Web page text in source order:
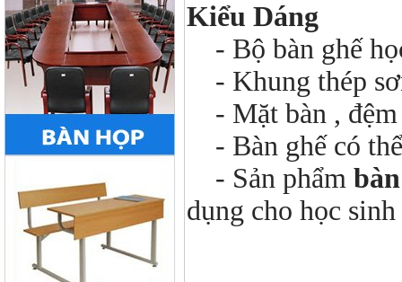
Kiểu Dáng
- Bộ bàn ghế
- Khung thép
- Mặt bàn , đệm
- Bàn ghế có
- Sản phẩm
dụng cho học